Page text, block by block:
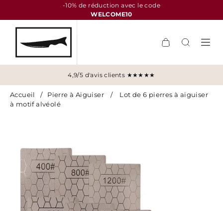
-10% de réduction avec le code
WELCOME10
4,9/5 d'avis clients ★★★★★
Accueil / Pierre à Aiguiser /
Lot de 6 pierres à aiguiser
à motif alvéolé